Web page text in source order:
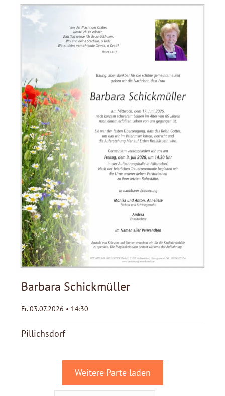
Barbara Schickmüller
Fr. 03.07.2026 • 14:30
Pillichsdorf
Weitere Parte laden